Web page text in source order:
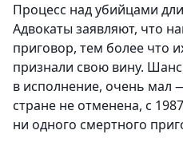
Процесс над убийцами
Адвокаты заявляют, что
приговор, тем более что
признали свою вину.
в исполнение, очень мал
стране не отменена, с
ни одного смертного